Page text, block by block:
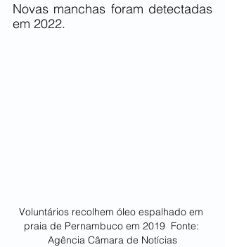
Novas manchas foram detectadas
em 2022.
Voluntários recolhem óleo espalhado em
praia de Pernambuco em 2019  Fonte:
Agência Câmara de Notícias